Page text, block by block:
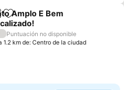
Añadir a favoritos
Amplo E Bem
Puntuación no disponible
1.2 km de: Centro de la ciudad